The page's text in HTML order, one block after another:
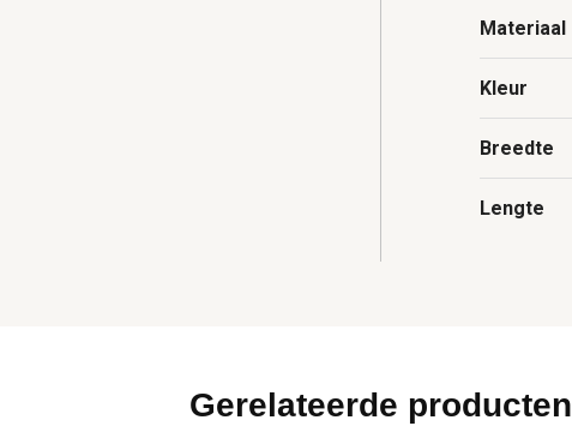
Materiaal
Kleur
Breedte
Lengte
Gerelateerde producten